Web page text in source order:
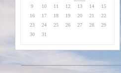
9
10 11 12 13 14
15
16
17 18 19 20 21
22
23
24 25 26 27 28
29
30
31